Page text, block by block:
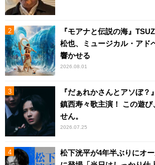
『モアナと伝説の海』
松也、ミュージカル・アド
響かせる
2026.08.01
『だぁれかさんとアソぼ？
鎮西寿々歌主演！ この遊び
せん。
2026.07.25
松下洸平が4年半ぶりにオ